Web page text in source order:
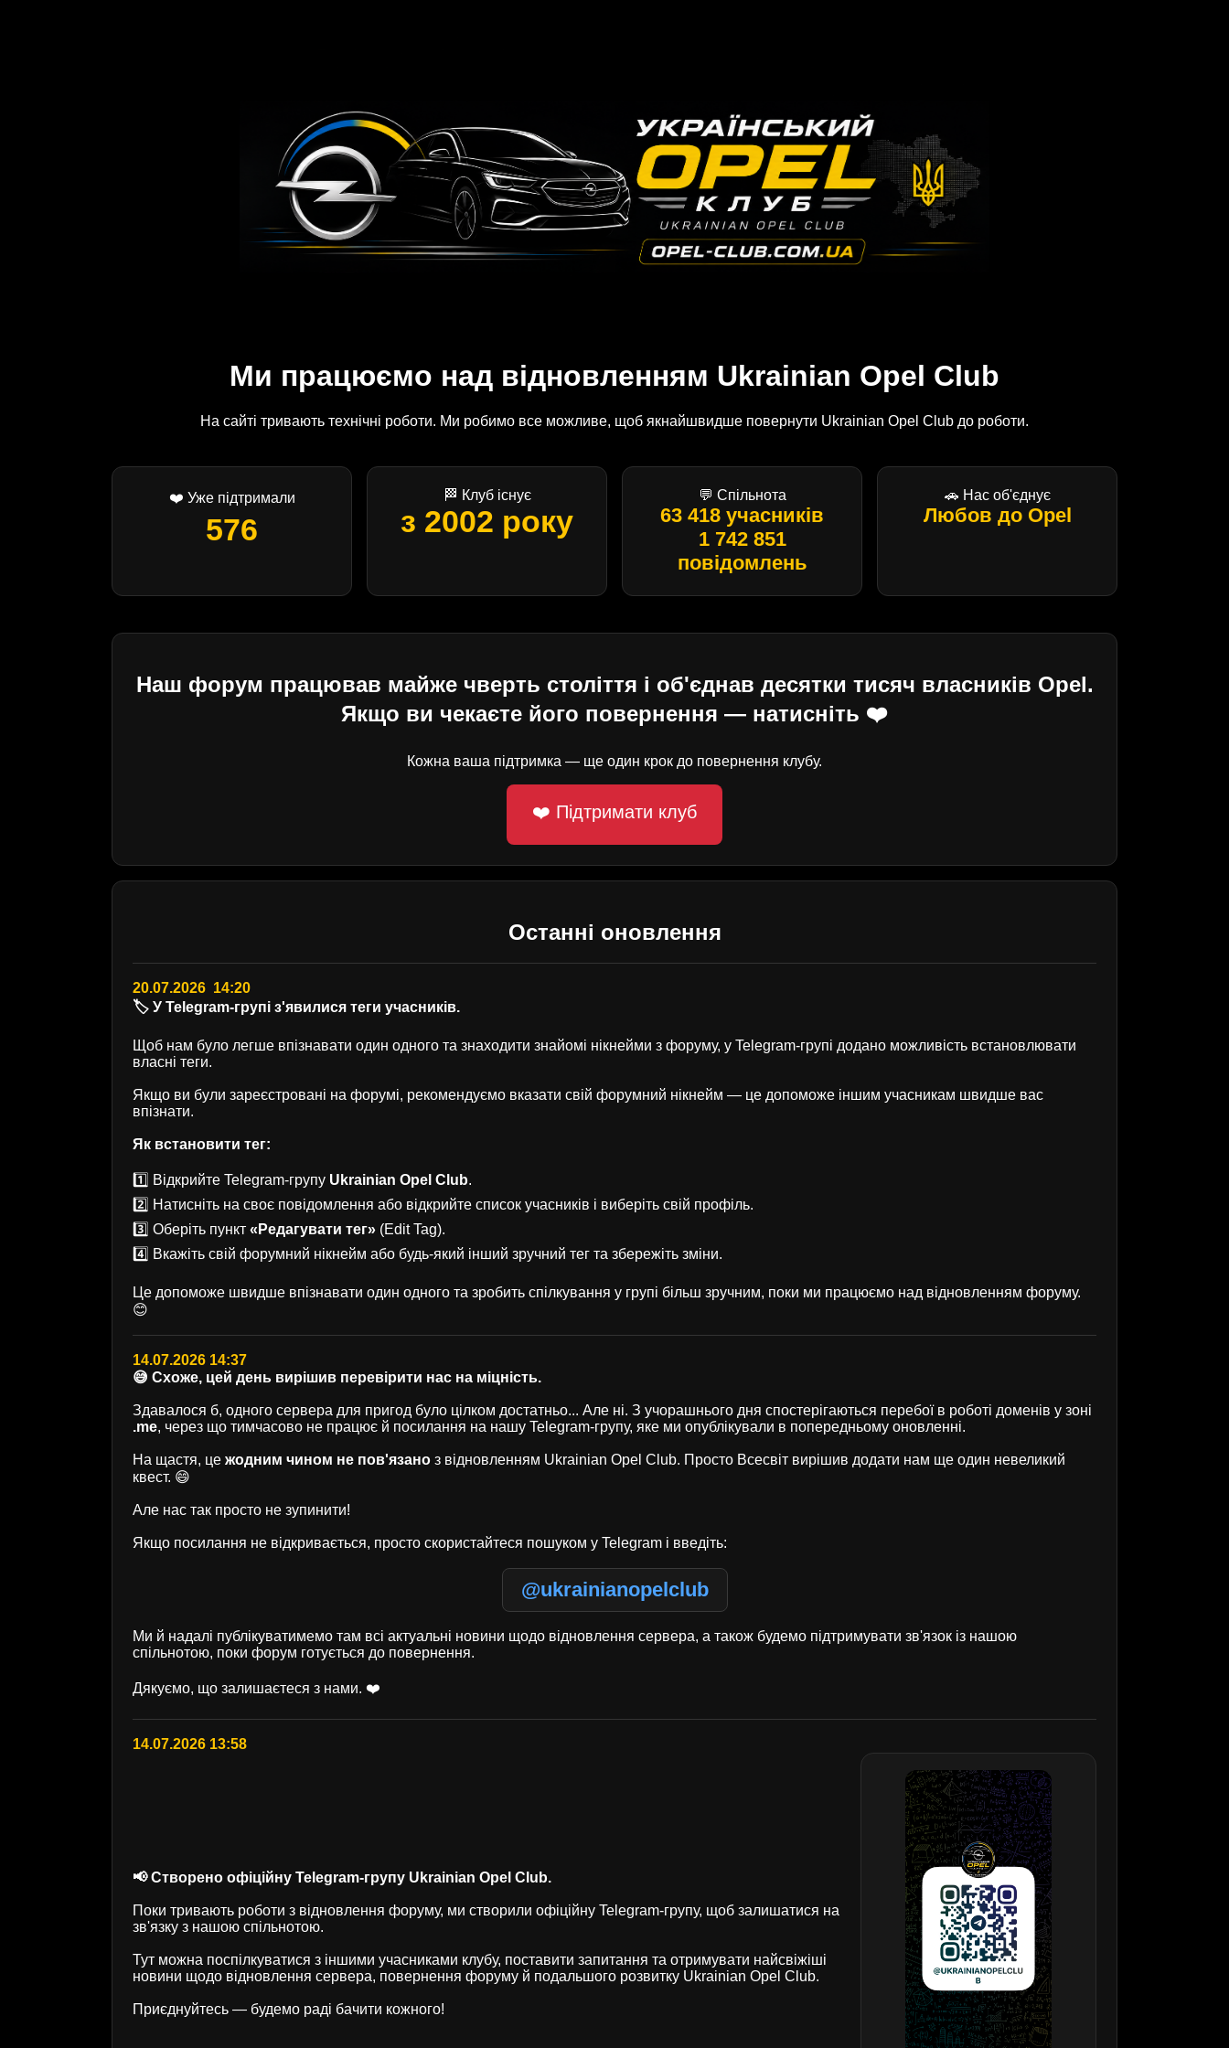
Ми працюємо над відновленням Ukrainian Opel Club
На сайті тривають технічні роботи. Ми робимо все можливе, щоб якнайшвидше повернути Ukrainian Opel Club до роботи.
❤️ Уже підтримали
576
🏁 Клуб існує
з 2002 року
💬 Спільнота
63 418 учасників
1 742 851
повідомлень
🚗 Нас об'єднує
Любов до Opel
Наш форум працював майже чверть століття і об'єднав десятки тисяч власників Opel.
Якщо ви чекаєте його повернення — натисніть ❤️
Кожна ваша підтримка — ще один крок до повернення клубу.
❤️ Підтримати клуб
Останні оновлення
20.07.2026 14:20
🏷️ У Telegram-групі з'явилися теги учасників.
Щоб нам було легше впізнавати один одного та знаходити знайомі нікнейми з форуму, у Telegram-групі додано можливість встановлювати
власні теги.
Якщо ви були зареєстровані на форумі, рекомендуємо вказати свій форумний нікнейм — це допоможе іншим учасникам швидше вас
впізнати.
Як встановити тег:
1️⃣ Відкрийте Telegram-групу Ukrainian Opel Club.
2️⃣ Натисніть на своє повідомлення або відкрийте список учасників і виберіть свій профіль.
3️⃣ Оберіть пункт «Редагувати тег» (Edit Tag).
4️⃣ Вкажіть свій форумний нікнейм або будь-який інший зручний тег та збережіть зміни.
Це допоможе швидше впізнавати один одного та зробить спілкування у групі більш зручним, поки ми працюємо над відновленням форуму.
😊
14.07.2026 14:37
😅 Схоже, цей день вирішив перевірити нас на міцність.
Здавалося б, одного сервера для пригод було цілком достатньо... Але ні. З учорашнього дня спостерігаються перебої в роботі доменів у зоні
.me, через що тимчасово не працює й посилання на нашу Telegram-групу, яке ми опублікували в попередньому оновленні.
На щастя, це жодним чином не пов'язано з відновленням Ukrainian Opel Club. Просто Всесвіт вирішив додати нам ще один невеликий
квест. 😄
Але нас так просто не зупинити!
Якщо посилання не відкривається, просто скористайтеся пошуком у Telegram і введіть:
@ukrainianopelclub
Ми й надалі публікуватимемо там всі актуальні новини щодо відновлення сервера, а також будемо підтримувати зв'язок із нашою
спільнотою, поки форум готується до повернення.
Дякуємо, що залишаєтеся з нами. ❤️
14.07.2026 13:58
📢 Створено офіційну Telegram-групу Ukrainian Opel Club.
Поки тривають роботи з відновлення форуму, ми створили офіційну Telegram-групу, щоб залишатися на
зв'язку з нашою спільнотою.
Тут можна поспілкуватися з іншими учасниками клубу, поставити запитання та отримувати найсвіжіші
новини щодо відновлення сервера, повернення форуму й подальшого розвитку Ukrainian Opel Club.
Приєднуйтесь — будемо раді бачити кожного!